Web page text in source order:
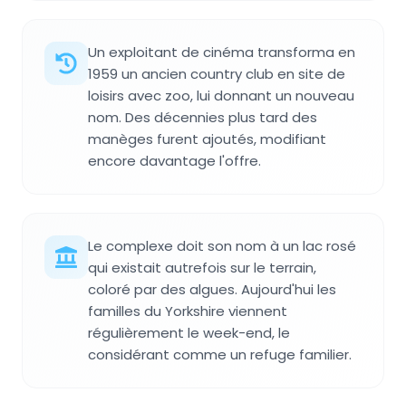
Un exploitant de cinéma transforma en
1959 un ancien country club en site de
loisirs avec zoo, lui donnant un nouveau
nom. Des décennies plus tard des
manèges furent ajoutés, modifiant
encore davantage l'offre.
Le complexe doit son nom à un lac rosé
qui existait autrefois sur le terrain,
coloré par des algues. Aujourd'hui les
familles du Yorkshire viennent
régulièrement le week-end, le
considérant comme un refuge familier.